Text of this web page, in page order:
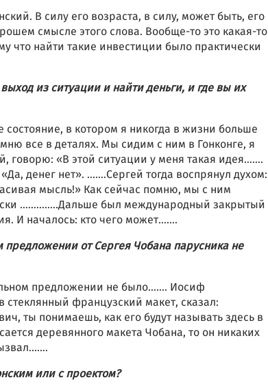
В силу его возраста, в силу, может быть, его
смысле этого слова. Вообще-то это какая-то
что найти такие инвестиции было практически
из ситуации и найти деньги, и где вы их
состояние, в котором я никогда в жизни больше
все в деталях. Мы сидим с ним в Гонконге, я
говорю: «В этой ситуации у меня такая идея…….
денег нет». …….Сергей тогда воспрянул духом:
мысль!» Как сейчас помню, мы с ним
…………..Дальше был международный закрытый
И началось: кто чего может…….
предложении от Сергея Чобана парусника не
предложении не было……. Иосиф
стеклянный французский макет, сказал:
ты понимаешь, как его будут называть здесь в
деревянного макета Чобана, то он никаких
или с проектом?